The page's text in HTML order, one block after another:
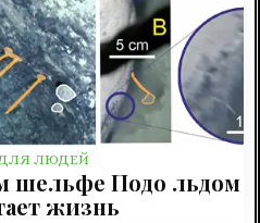
ЛЮДЕЙ
шельфе Подо льдом
жизнь